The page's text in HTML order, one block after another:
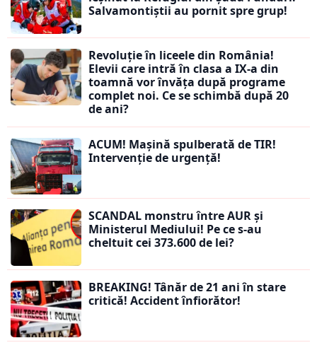
Salvamontiștii au pornit spre grup!
Revoluție în liceele din România!
Elevii care intră în clasa a IX-a din
toamnă vor învăța după programe
complet noi. Ce se schimbă după 20
de ani?
ACUM! Mașină spulberată de TIR!
Intervenție de urgență!
SCANDAL monstru între AUR și
Ministerul Mediului! Pe ce s-au
cheltuit cei 373.600 de lei?
BREAKING! Tânăr de 21 ani în stare
critică! Accident înfiorător!